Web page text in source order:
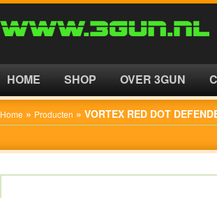
HOME SHOP OVER 3GUN
Home » Producten » VORTEX RED DOT